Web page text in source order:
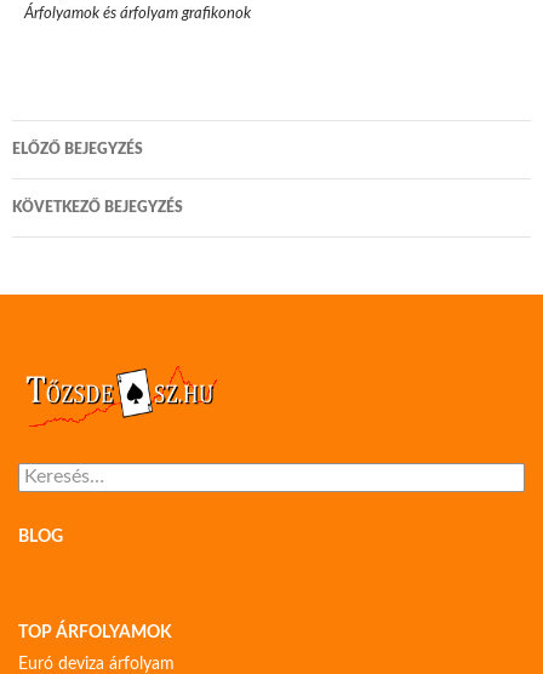
Árfolyamok és árfolyam grafikonok
Bejegyzés
navigáció
ELŐZŐ BEJEGYZÉS
KÖVETKEZŐ BEJEGYZÉS
Keresés:
BLOG
TOP ÁRFOLYAMOK
Euró deviza árfolyam